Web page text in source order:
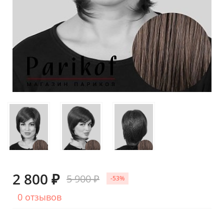
2 800 ₽ 5 900 ₽ -53%
0 отзывов